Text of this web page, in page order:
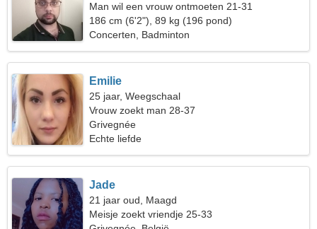
Man wil een vrouw ontmoeten 21-31
186 cm (6'2"), 89 kg (196 pond)
Concerten, Badminton
Emilie
25 jaar, Weegschaal
Vrouw zoekt man 28-37
Grivegnée
Echte liefde
Jade
21 jaar oud, Maagd
Meisje zoekt vriendje 25-33